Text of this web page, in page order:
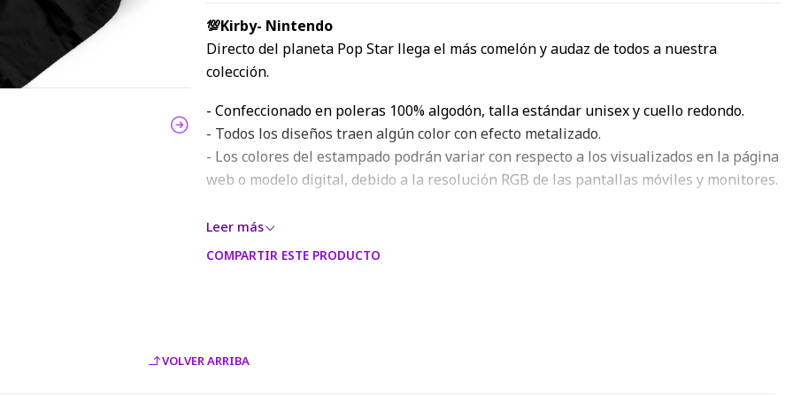
💯Kirby- Nintendo
Directo del planeta Pop Star llega el más comelón y audaz de todos a nuestra
colección.
- Confeccionado en poleras 100% algodón, talla estándar unisex y cuello redondo.
- Todos los diseños traen algún color con efecto metalizado.
- Los colores del estampado podrán variar con respecto a los visualizados en la página
web o modelo digital, debido a la resolución RGB de las pantallas móviles y monitores.
Leer más
COMPARTIR ESTE PRODUCTO
VOLVER ARRIBA